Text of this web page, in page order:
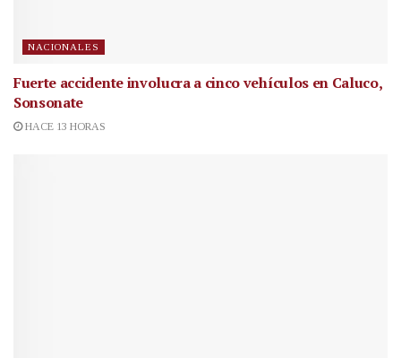
NACIONALES
Fuerte accidente involucra a cinco vehículos en Caluco,
Sonsonate
HACE 13 HORAS